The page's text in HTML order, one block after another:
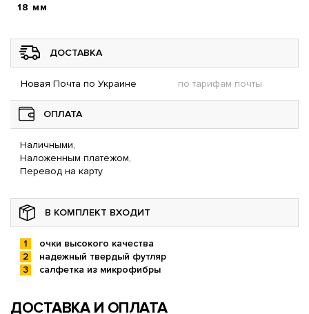
18 мм
ДОСТАВКА
Новая Почта по Украине по тарифам почты
ОПЛАТА
Наличными,
Наложенным платежом,
Перевод на карту
В КОМПЛЕКТ ВХОДИТ
очки высокого качества
надежный твердый футляр
салфетка из микрофибры
ДОСТАВКА И ОПЛАТА